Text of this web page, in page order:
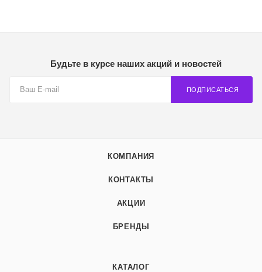
Будьте в курсе наших акций и новостей
ПОДПИСАТЬСЯ
КОМПАНИЯ
КОНТАКТЫ
АКЦИИ
БРЕНДЫ
КАТАЛОГ